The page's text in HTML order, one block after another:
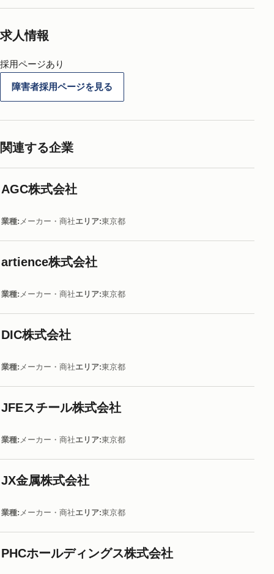
求人情報
採用ページあり
障害者採用ページを見る
関連する企業
AGC株式会社
業種 メーカー・商社エリア 東京都
artience株式会社
業種 メーカー・商社エリア 東京都
DIC株式会社
業種 メーカー・商社エリア 東京都
JFEスチール株式会社
業種 メーカー・商社エリア 東京都
JX金属株式会社
業種 メーカー・商社エリア 東京都
PHCホールディングス株式会社